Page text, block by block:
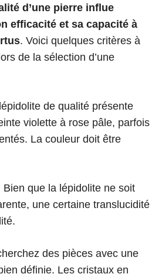
d’une pierre influe
efficacité et sa capacité à
. Voici quelques critères à
de la sélection d’une
de qualité présente
violette à rose pâle, parfois
La couleur doit être
Bien que la lépidolite ne soit
une certaine translucidité
des pièces avec une
définie. Les cristaux en